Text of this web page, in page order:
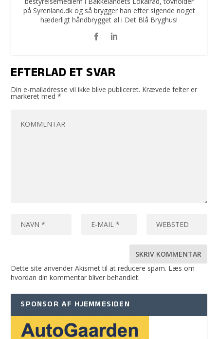
på Syrenland.dk og så brygger han efter sigende noget
hæderligt håndbrygget øl i Det Blå Bryghus!
EFTERLAD ET SVAR
Din e-mailadresse vil ikke blive publiceret. Krævede felter er
markeret med*
Dette site anvender Akismet til at reducere spam. Læs om
hvordan din kommentar bliver behandlet.
SPONSOR AF HJEMMESIDEN